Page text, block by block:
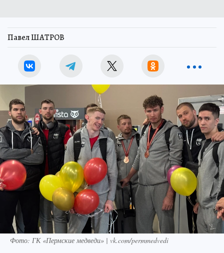
Павел ШАТРОВ
Фото: ГК «Пермские медведи» | vk.com/permmedvedi